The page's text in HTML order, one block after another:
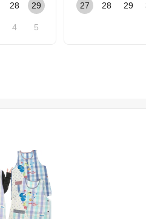
28 29
4 5
27 28 29